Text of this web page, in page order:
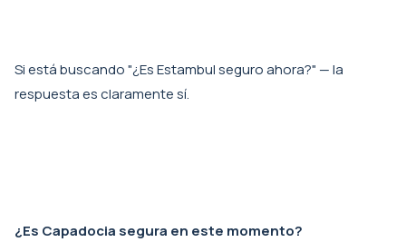
Si está buscando "¿Es Estambul seguro ahora?" — la
respuesta es claramente sí.
¿Es Capadocia segura en este momento?